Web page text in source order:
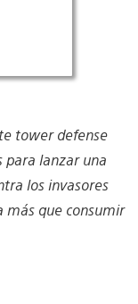
tower defense
para lanzar una
los invasores
más que consumir